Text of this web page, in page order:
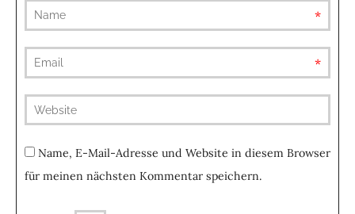
Name, E-Mail-Adresse und Website in diesem Browser
für meinen nächsten Kommentar speichern.